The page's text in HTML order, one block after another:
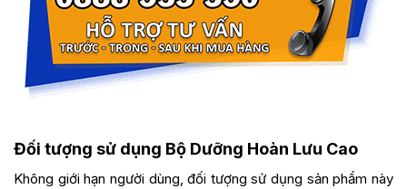
Đối tượng sử dụng Bộ Dưỡng Hoàn Lưu Cao
Không giới hạn người dùng, đối tượng sử dụng sản phẩm này